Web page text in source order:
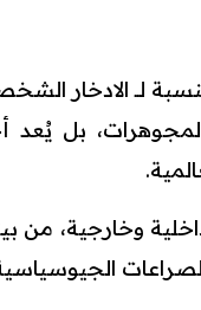
لــ الادخار
بل يُعد
وخارجية، من